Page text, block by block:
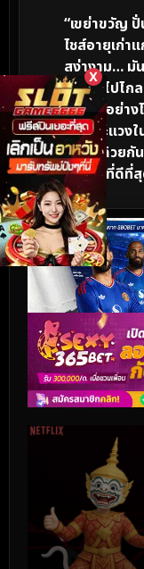
X
“เขย่าขวัญ
ไชส์อายุเก่า
สง่างาม… มัน
เปลี่ยนไปไก
หน้าจออย่า
ความระแวง
มนุษย์ด้วยกัน
ฝันร้ายที่ดีที่